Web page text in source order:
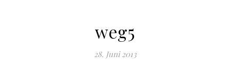
weg5
28. Juni 2013